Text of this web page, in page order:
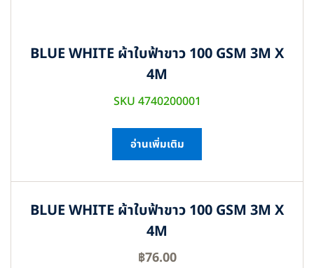
BLUE WHITE ผ้าใบฟ้าขาว 100 GSM 3M X
4M
SKU 4740200001
อ่านเพิ่มเติม
BLUE WHITE ผ้าใบฟ้าขาว 100 GSM 3M X
4M
฿76.00